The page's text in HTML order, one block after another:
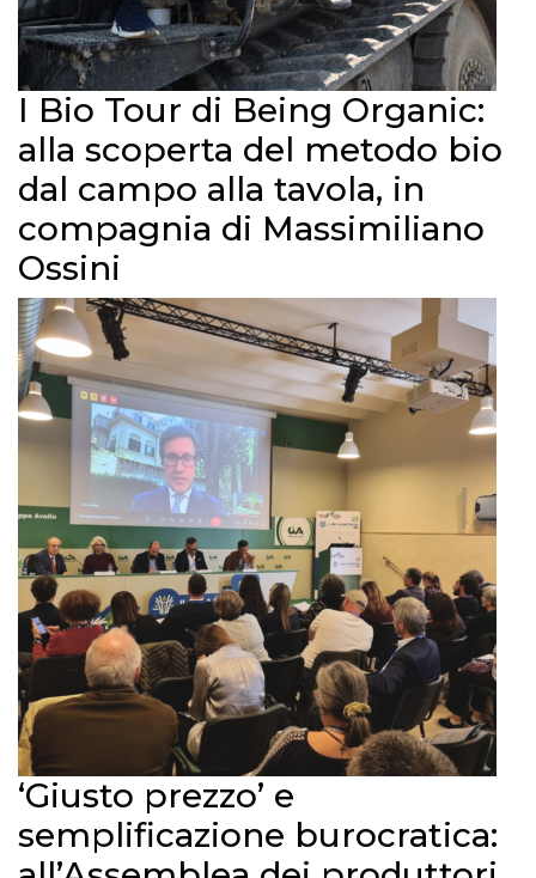
I Bio Tour di Being Organic:
alla scoperta del metodo bio
dal campo alla tavola, in
compagnia di Massimiliano
Ossini
‘Giusto prezzo’ e
semplificazione burocratica: